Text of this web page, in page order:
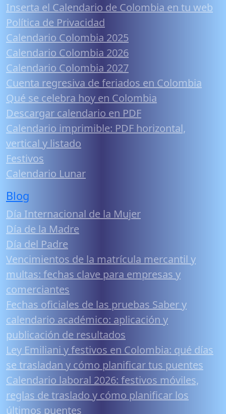
Inserta el Calendario de Colombia en tu web
Política de Privacidad
Calendario Colombia 2025
Calendario Colombia 2026
Calendario Colombia 2027
Cuenta regresiva de feriados en Colombia
Qué se celebra hoy en Colombia
Descargar calendario en PDF
Calendario imprimible: PDF horizontal,
vertical y listado
Festivos
Calendario Lunar
Blog
Día Internacional de la Mujer
Día de la Madre
Día del Padre
Vencimientos de la matrícula mercantil y
multas: fechas clave para empresas y
comerciantes
Fechas oficiales de las pruebas Saber y
calendario académico: aplicación y
publicación de resultados
Ley Emiliani y festivos en Colombia: qué días
se trasladan y cómo planificar tus puentes
Calendario laboral 2026: festivos móviles,
reglas de traslado y cómo planificar los
últimos puentes